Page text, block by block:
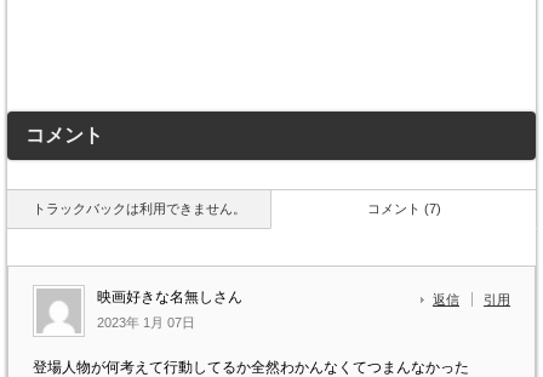
コメント
トラックバックは利用できません。 コメント (7)
映画好きな名無しさん
2023年 1月 07日
返信 引用
登場人物が何考えて行動してるか全然わかんなくてつまんなかった